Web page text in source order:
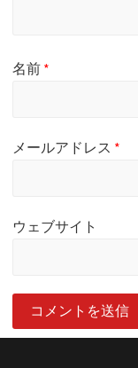
名前 *
メールアドレス *
ウェブサイト